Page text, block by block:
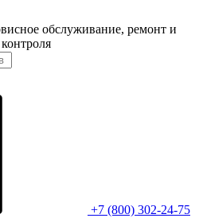
обслуживание, ремонт и
+7 (800) 302-24-75